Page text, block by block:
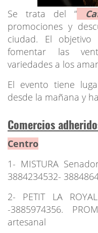
Se trata del “
promociones y
ciudad. El
fomentar las
variedades a los
El evento tiene
desde la mañana y
Comercios
Centro
1- MISTURA
3884234532-
2- PETIT LA
-3885974356.
artesanal